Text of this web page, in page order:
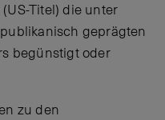
Titel) die unter
geprägten
begünstigt oder
zu den